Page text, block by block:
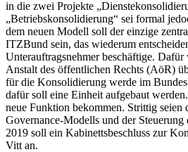
in die zwei Projekte
„Betriebskonsolidierung“ sei formal
dem neuen Modell soll der einzige
ITZBund sein, das wiederum
Unterauftragsnehmer beschäftige.
Anstalt des öffentlichen Rechts (AöR)
für die Konsolidierung werde im
dafür soll eine Einheit aufgebaut
neue Funktion bekommen. Strittig seien
Governance-Modells und der
2019 soll ein Kabinettsbeschluss zur
Vitt an.